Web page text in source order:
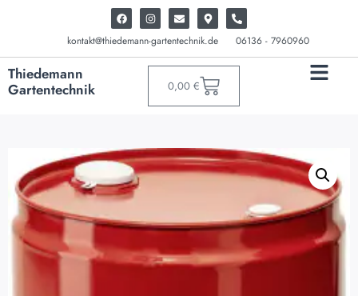
kontakt@thiedemann-gartentechnik.de 06136 - 7960960
Thiedemann
Gartentechnik
0,00 €